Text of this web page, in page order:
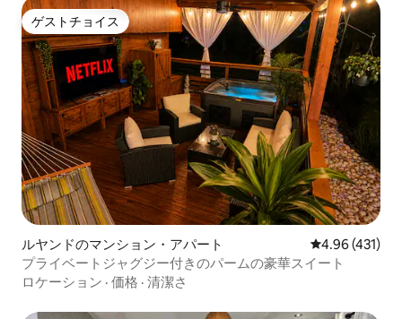
ゲストチョイス
ゲストチョイス
ルヤンドのマンション・アパート レビュー431
4.96 (431)
プライベートジャグジー付きのパームの豪華スイート
ロケーション · 価格 · 清潔さ